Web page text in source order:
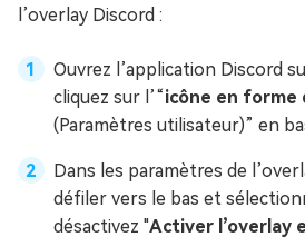
l’overlay Discord :
Ouvrez l’application Discord
cliquez sur l’“icône en forme
(Paramètres utilisateur)” en
Dans les paramètres de
défiler vers le bas et
désactivez "Activer l’overlay